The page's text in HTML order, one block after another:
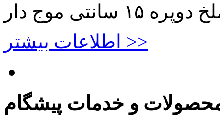
دوپره ۱۵ سانتی موج دار
اطلاعات بیشتر >>
و خدمات پیشگام